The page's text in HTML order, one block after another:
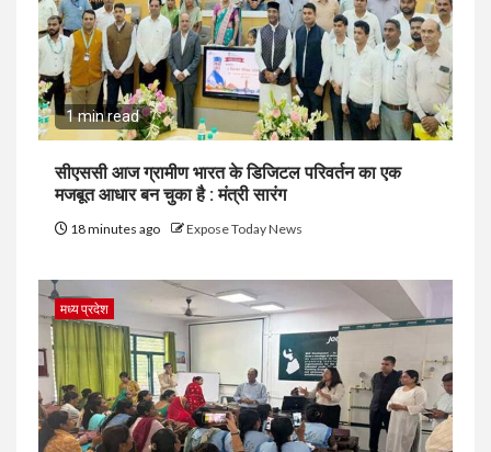
1 min read
सीएससी आज ग्रामीण भारत के डिजिटल परिवर्तन का एक
मजबूत आधार बन चुका है : मंत्री सारंग
18 minutes ago Expose Today News
मध्य प्रदेश